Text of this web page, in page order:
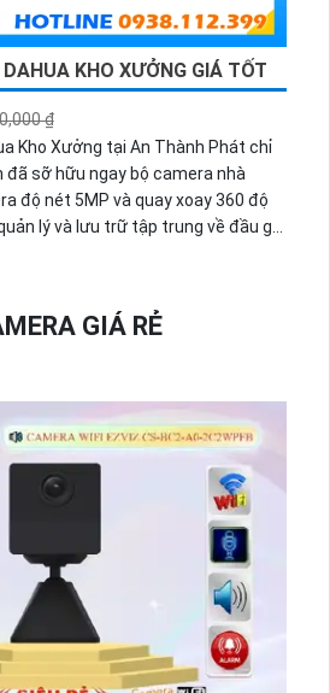
KHO XƯỞNG GIÁ TỐT
₫
Kho Xưởng tại An Thành Phát chỉ
đã sỡ hữu ngay bộ camera nhà
độ nét 5MP và quay xoay 360 độ
lý và lưu trữ tập trung về đầu ghi
GIÁ RẺ